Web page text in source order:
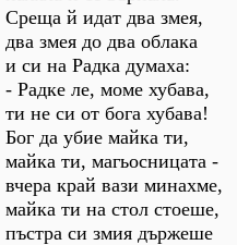
Среща й идат два змея,
два змея до два облака
и си на Радка думаха:
- Радке ле, моме хубава,
ти не си от бога хубава!
Бог да убие майка ти,
майка ти, магьосницата -
вчера край вази минахме,
майка ти на стол стоеше,
пъстра си змия държеше